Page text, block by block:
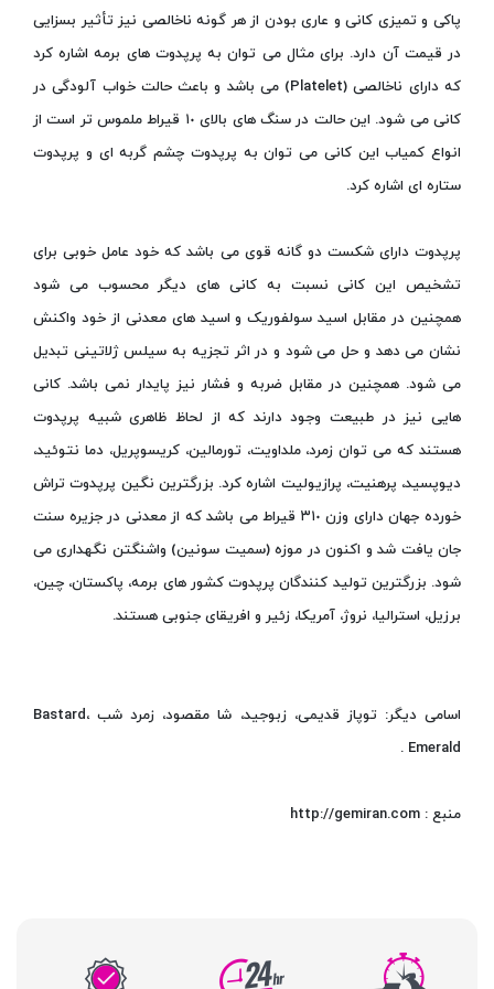
پاکی و تمیزی کانی و عاری بودن از هر گونه ناخالصی نیز تأثیر بسزایی
در قیمت آن دارد. برای مثال می توان به پرپدوت های برمه اشاره کرد
که دارای ناخالصی (Platelet) می باشد و باعث حالت خواب آلودگی در
کانی می شود. این حالت در سنگ های بالای ١٠ قیراط ملموس تر است از
انواع کمیاب این کانی می توان به پرپدوت چشم گربه ای و پرپدوت
ستاره ای اشاره کرد.
پرپدوت دارای شکست دو گانه قوی می باشد که خود عامل خوبی برای
تشخیص این کانی نسبت به کانی های دیگر محسوب می شود
همچنین در مقابل اسید سولفوریک و اسید های معدنی از خود واکنش
نشان می دهد و حل می شود و در اثر تجزیه به سیلس ژلاتینی تبدیل
می شود. همچنین در مقابل ضربه و فشار نیز پایدار نمی باشد. کانی
هایی نیز در طبیعت وجود دارند که از لحاظ ظاهری شبیه پرپدوت
هستند که می توان زمرد، ملداویت، تورمالین، کریسوپریل، دما نتوئید،
دیوپسید، پرهنیت، پرازیولیت اشاره کرد. بزرگترین نگین پرپدوت تراش
خورده جهان دارای وزن ۳١٠ قیراط می باشد که از معدنی در جزیره سنت
جان یافت شد و اکنون در موزه (سمیت سونین) واشنگتن نگهداری می
شود. بزرگترین تولید کنندگان پرپدوت کشور های برمه، پاکستان، چین،
برزیل، استرالیا، نروژ، آمریکا، زئیر و افریقای جنوبی هستند.
اسامی دیگر: توپاز قدیمی، زبوجید، شا مقصود، زمرد شب ،Bastard
Emerald .
منبع : http://gemiran.com